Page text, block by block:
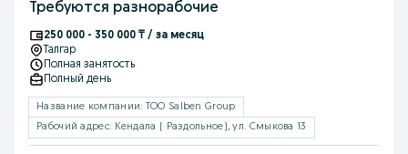
Требуются разнорабочие
250 000 - 350 000 ₸ / за месяц
Талгар
Полная занятость
Полный день
Название компании: ТОО Salben Group
Рабочий адрес: Кендала ( Раздольное), ул. Смыкова 13